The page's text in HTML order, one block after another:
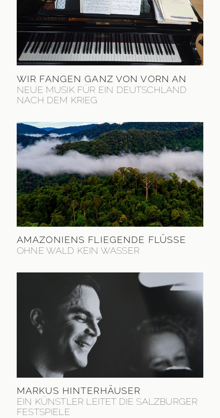
WIR FANGEN GANZ VON VORN AN
NEUE MUSIK FÜR EIN DEUTSCHLAND
NACH DEM KRIEG
AMAZONIENS FLIEGENDE FLÜSSE
OHNE WALD KEIN WASSER
MARKUS HINTERHÄUSER
EIN KÜNSTLER LEITET DIE SALZBURGER
FESTSPIELE